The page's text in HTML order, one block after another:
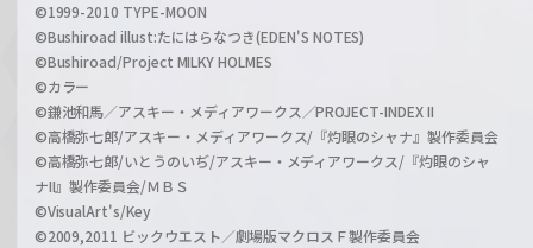
©1999-2010 TYPE-MOON
©Bushiroad illust:たにはらなつき(EDEN'S NOTES)
©Bushiroad/Project MILKY HOLMES
©カラー
©鎌池和馬／アスキー・メディアワークス／PROJECT-INDEX II
©高橋弥七郎/アスキー・メディアワークス/『灼眼のシャナ』製作委員会
©高橋弥七郎/いとうのいぢ/アスキー・メディアワークス/『灼眼のシャ
ナII』製作委員会/ＭＢＳ
©VisualArt's/Key
©2009,2011 ビックウエスト／劇場版マクロスＦ製作委員会